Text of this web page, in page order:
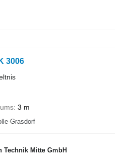
3006
3 m
Grasdorf
Technik Mitte GmbH